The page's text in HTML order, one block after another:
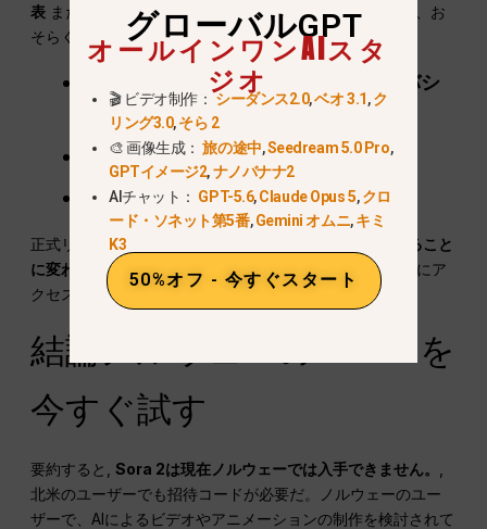
表 またはその他のヨーロッパ諸国。入手可能かどうかは、お
そらく以下によって決まる：
コンプライアンス欧州データプライバシ
ー法（GDPR）
地域インフラの整備と拡張性
北米での立ち上げと規模拡大の成功
正式リリースまで,
グローバルGPTが最良の選択肢であること
に変わりはないノルウェーのユーザーで、すぐにSora 2にア
クセスしたい人向け。.
結論ノルウェーのSora 2を
今すぐ試す
要約すると,Sora 2は現在ノルウェーでは入手できません。
北米のユーザーでも招待コードが必要だ。ノルウェーのユー
ザーで、AIによるビデオやアニメーションの制作を検討されて
グローバルGPT
オールインワンAIスタ
ジオ
🎬 ビデオ制作：シーダンス2.0,ベオ 3.1,ク
リング3.0,そら 2
🎨 画像生成：旅の途中,Seedream 5.0 Pro,
GPTイメージ2,ナノバナナ2
AIチャット： GPT-5.6,Claude Opus 5,クロ
ード・ソネット第5番,Gemini オムニ,キミ
K3
50%オフ - 今すぐスタート